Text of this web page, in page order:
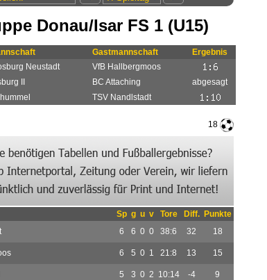
Donau/Isar FS 1 (U15)
Gastmannschaft
Ergebnis
Neustadt
VfB Hallbergmoos
II
BC Attaching
abgesagt
TSV Nandlstadt
18
Sp g u v Tore Diff.
Punkte
6 6 0 0 38:6 32 18
6 5 0 1 21:8 13 15
5 3 0 2 10:14 -4 9